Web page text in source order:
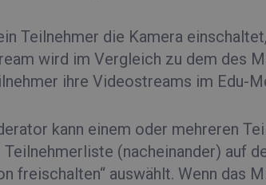
Teilnehmer die Kamera
wird im Vergleich zu dem des
ihre Videostreams im Edu-
kann einem oder mehreren
Teilnehmerliste (nacheinander) auf
freischalten“ auswählt. Wenn das